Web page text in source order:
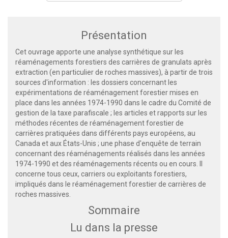
Présentation
Cet ouvrage apporte une analyse synthétique sur les
réaménagements forestiers des carrières de granulats après
extraction (en particulier de roches massives), à partir de trois
sources d'information : les dossiers concernant les
expérimentations de réaménagement forestier mises en
place dans les années 1974-1990 dans le cadre du Comité de
gestion de la taxe parafiscale ; les articles et rapports sur les
méthodes récentes de réaménagement forestier de
carrières pratiquées dans différents pays européens, au
Canada et aux États-Unis ; une phase d'enquête de terrain
concernant des réaménagements réalisés dans les années
1974-1990 et des réaménagements récents ou en cours. Il
concerne tous ceux, carriers ou exploitants forestiers,
impliqués dans le réaménagement forestier de carrières de
roches massives.
Sommaire
Lu dans la presse